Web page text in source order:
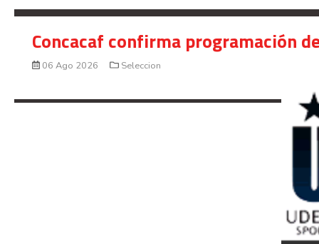
Concacaf confirma programación
06 Ago 2026 Seleccion